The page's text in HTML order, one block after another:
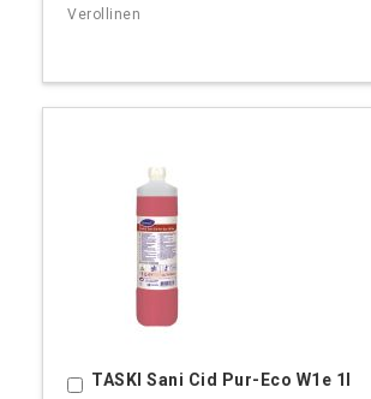
TASKI Sani Cid Pur-Eco W1e 1l
Ostoskoriin